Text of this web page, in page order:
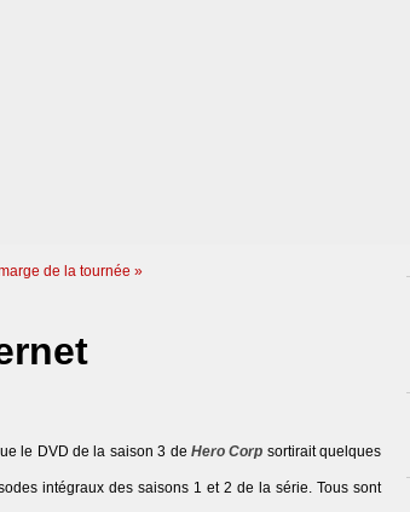
de la tournée »
le DVD de la saison 3 de Hero Corp sortirait quelques
intégraux des saisons 1 et 2 de la série. Tous sont